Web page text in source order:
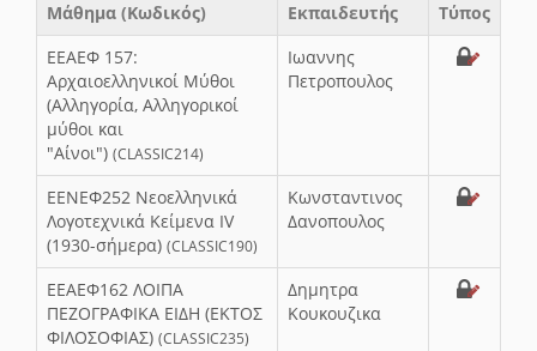
Μάθημα (Κωδικός) Εκπαιδευτής
Τύπος
EEAΕΦ 157:
Αρχαιοελληνικοί Μύθοι
(Αλληγορία, Αλληγορικοί
μύθοι και
"Αίνοι") (CLASSIC214)
Ιωαννης
Πετροπουλος
EENEΦ252 Nεοελληνικά
Λογοτεχνικά Κείμενα IV
(1930-σήμερα) (CLASSIC190)
Κωνσταντινος
Δανοπουλος
EΕΑΕΦ162 ΛΟΙΠΑ
ΠΕΖΟΓΡΑΦΙΚΑ ΕΙΔΗ (ΕΚΤΟΣ
ΦΙΛΟΣΟΦΙΑΣ) (CLASSIC235)
Δημητρα
Κουκουζικα